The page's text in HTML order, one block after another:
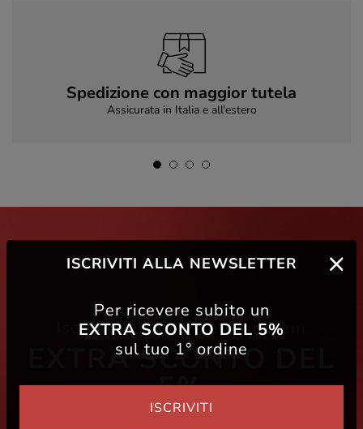
Spedizione con maggior tutela
Assicurata in Italia e all'estero
Iscriviti alla newsletter per un
EXTRA SCONTO DEL
5%
ISCRIVITI ALLA NEWSLETTER
Per ricevere subito un
EXTRA SCONTO DEL 5%
sul tuo 1° ordine
ISCRIVITI